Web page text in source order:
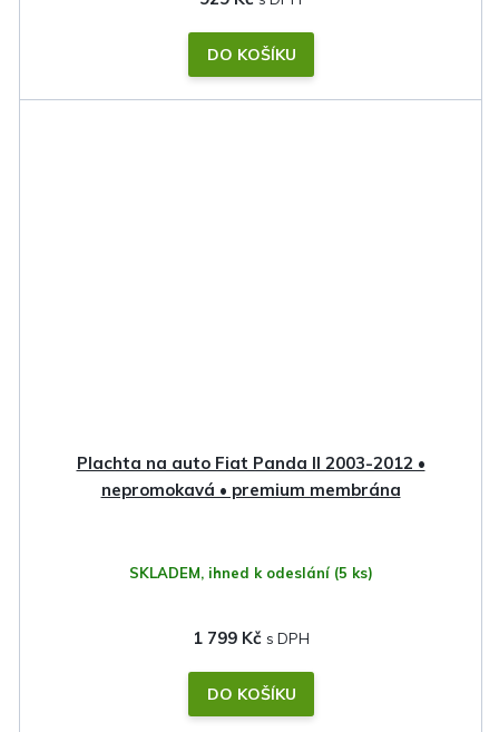
DO KOŠÍKU
Plachta na auto Fiat Panda II 2003-2012 •
nepromokavá • premium membrána
SKLADEM, ihned k odeslání (5 ks)
1 799 Kč
DO KOŠÍKU